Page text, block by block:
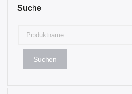
Suche
Suchen